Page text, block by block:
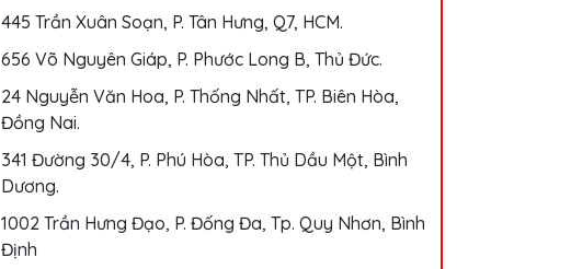
445 Trần Xuân Soạn, P. Tân Hưng, Q7, HCM.
656 Võ Nguyên Giáp, P. Phước Long B, Thủ Đức.
24 Nguyễn Văn Hoa, P. Thống Nhất, TP. Biên Hòa,
Đồng Nai.
341 Đường 30/4, P. Phú Hòa, TP. Thủ Dầu Một, Bình
Dương.
1002 Trần Hưng Đạo, P. Đống Đa, Tp. Quy Nhơn, Bình
Định